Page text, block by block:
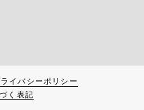
ライバシーポリシー
く表記